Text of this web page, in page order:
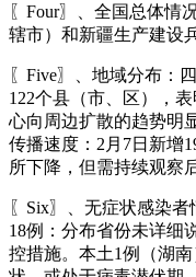
〖Four〗、全国总体情
辖市）和新疆生产建设
〖Five〗、地域分布：
122个县（市、区），
心向周边扩散的趋势明
传播速度：2月7日新增
所下降，但需持续观察
〖Six〗、无症状感染
18例：分布省份未详细
控措施。本土1例（湖